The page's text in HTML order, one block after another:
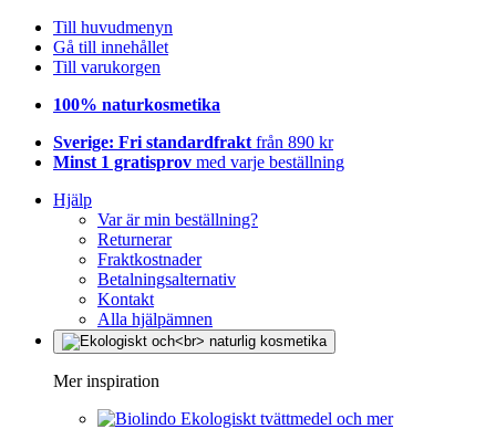
Till huvudmenyn
Gå till innehållet
Till varukorgen
100% naturkosmetika
Sverige: Fri standardfrakt från 890 kr
Minst 1 gratisprov med varje beställning
Hjälp
Var är min beställning?
Returnerar
Fraktkostnader
Betalningsalternativ
Kontakt
Alla hjälpämnen
Mer inspiration
Ekologiskt tvättmedel och mer